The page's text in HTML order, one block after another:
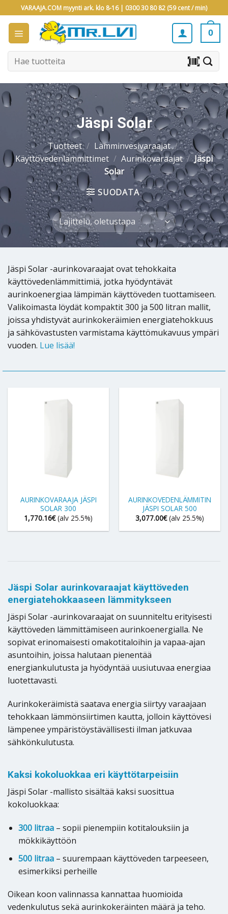
to
content
VARAAJA.COM myynti ark. klo 8-16 | 0300 30 80 82 (59 cent / min)
0
Etsi: barcode_scanner
Jäspi Solar
Tuotteet / Lämminvesivaraajat /
Käyttövedenlämmittimet / Aurinkovaraajat / Jäspi
Solar
SUODATA
Jäspi Solar -aurinkovaraajat ovat tehokkaita
käyttövedenlämmittimiä, jotka hyödyntävät
aurinkoenergiaa lämpimän käyttöveden tuottamiseen.
Valikoimasta löydät kompaktit 300 ja 500 litran mallit,
joissa yhdistyvät aurinkokeräimien energiatehokkuus
ja sähkövastusten varmistama käyttömukavuus ympäri
vuoden. Lue lisää!
AURINKOVARAAJA JÄSPI
SOLAR 300
1,770.16€ (alv 25.5%)
AURINKOVEDENLÄMMITIN
JÄSPI SOLAR 500
3,077.00€ (alv 25.5%)
Jäspi Solar aurinkovaraajat käyttöveden
energiatehokkaaseen lämmitykseen
Jäspi Solar -aurinkovaraajat on suunniteltu erityisesti
käyttöveden lämmittämiseen aurinkoenergialla. Ne
sopivat erinomaisesti omakotitaloihin ja vapaa-ajan
asuntoihin, joissa halutaan pienentää
energiankulutusta ja hyödyntää uusiutuvaa energiaa
luotettavasti.
Aurinkokeräimistä saatava energia siirtyy varaajaan
tehokkaan lämmönsiirtimen kautta, jolloin käyttövesi
lämpenee ympäristöystävällisesti ilman jatkuvaa
sähkönkulutusta.
Kaksi kokoluokkaa eri käyttötarpeisiin
Jäspi Solar -mallisto sisältää kaksi suosittua
kokoluokkaa:
300 litraa– sopii pienempiin kotitalouksiin ja
mökkikäyttöön
500 litraa– suurempaan käyttöveden tarpeeseen,
esimerkiksi perheille
Oikean koon valinnassa kannattaa huomioida
vedenkulutus sekä aurinkokeräinten määrä ja teho.